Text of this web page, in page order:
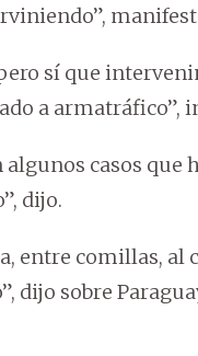
sí que
a armatráfico”,
casos que
dijo.
entre comillas,
dijo sobre